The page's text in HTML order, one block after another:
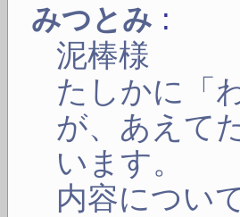
みつとみ :
泥棒様
たしかに「
が、あえて
います。
内容につい